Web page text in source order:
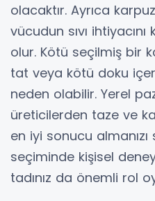
olacaktır. Ayrıca
vücudun sıvı
olur. Kötü seçilmiş bir
tat veya kötü doku
neden olabilir. Yerel
üreticilerden taze ve
en iyi sonucu
seçiminde kişisel
tadınız da önemli rol